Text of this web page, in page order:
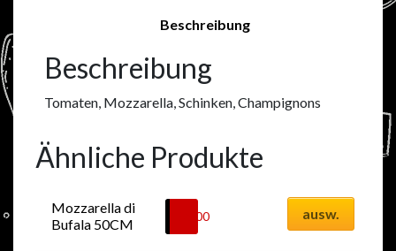
Beschreibung
Beschreibung
Tomaten, Mozzarella, Schinken, Champignons
Ähnliche Produkte
Mozzarella di
Bufala 50CM
58.00 ausw.